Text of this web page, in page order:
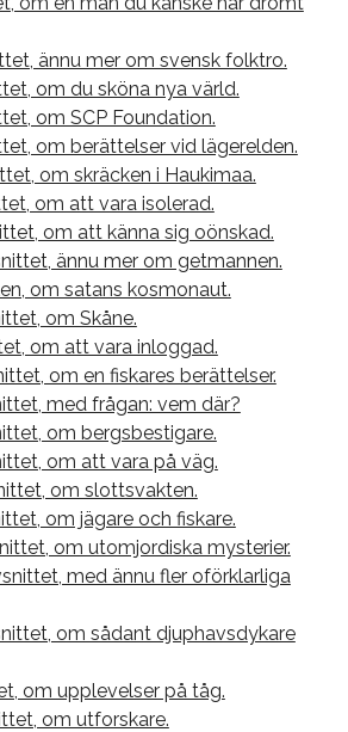
ännu mer om svensk folktro.
om du sköna nya värld.
om SCP Foundation.
om berättelser vid lägerelden.
om skräcken i Haukimaa.
om att vara isolerad.
om att känna sig oönskad.
ännu mer om getmannen.
om satans kosmonaut.
om Skåne.
om att vara inloggad.
om en fiskares berättelser.
med frågan: vem där?
om bergsbestigare.
om att vara på väg.
om slottsvakten.
om jägare och fiskare.
om utomjordiska mysterier.
med ännu fler oförklarliga
om sådant djuphavsdykare
om upplevelser på tåg.
om utforskare.